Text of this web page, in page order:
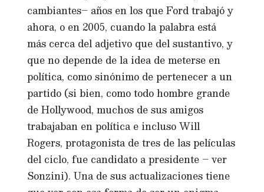
cambiantes– años en los que Ford trabajó y
ahora, o en 2005, cuando la palabra está
más cerca del adjetivo que del sustantivo, y
que no depende de la idea de meterse en
política, como sinónimo de pertenecer a un
partido (si bien, como todo hombre grande
de Hollywood, muchos de sus amigos
trabajaban en política e incluso Will
Rogers, protagonista de tres de las películas
del ciclo, fue candidato a presidente – ver
Sonzini). Una de sus actualizaciones tiene